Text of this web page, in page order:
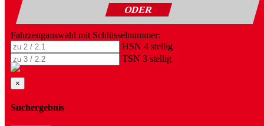
ODER
Fahrzeugauswahl mit Schlüsselnummer:
HSN 4 stellig
TSN 3 stellig
×
Suchergebnis